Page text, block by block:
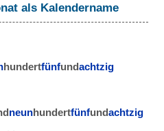
als Kalendername
hundertfünfundachtzig
neunhundertfünfundachtzig